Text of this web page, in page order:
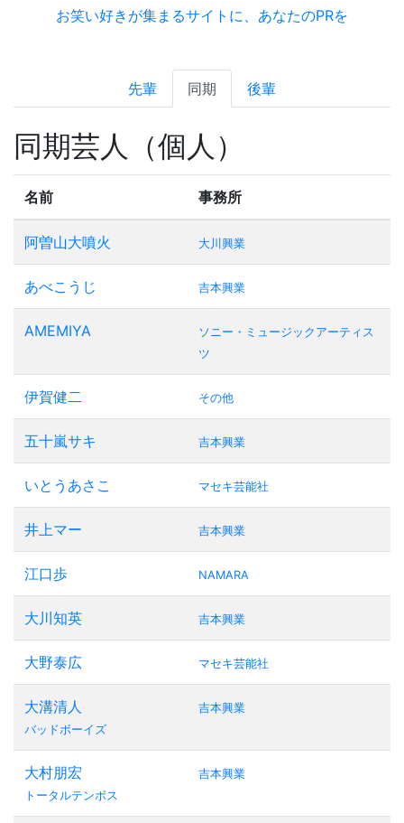
お笑い好きが集まるサイトに、あなたのPRを
先輩 同期 後輩
同期芸人（個人）
名前 事務所
阿曽山大噴火 大川興業
あべこうじ 吉本興業
AMEMIYA
ソニー・ミュージックアーティス
ツ
伊賀健二 その他
五十嵐サキ 吉本興業
いとうあさこ マセキ芸能社
井上マー 吉本興業
江口歩 NAMARA
大川知英 吉本興業
大野泰広 マセキ芸能社
大溝清人
バッドボーイズ
吉本興業
大村朋宏
トータルテンボス
吉本興業